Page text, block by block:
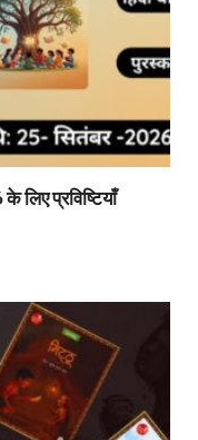
लिए प्रविष्टियाँ